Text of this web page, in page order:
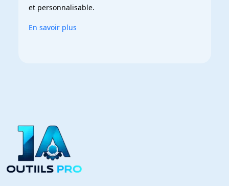
et personnalisable.
En savoir plus